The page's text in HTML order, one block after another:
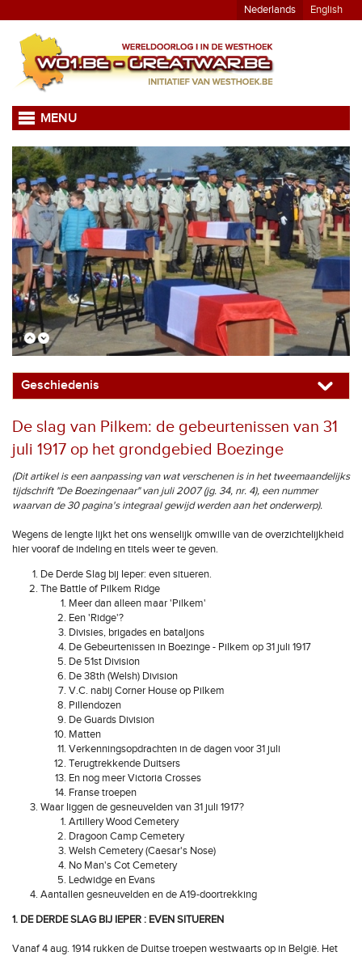
Nederlands English
MENU
Geschiedenis
De slag van Pilkem: de gebeurtenissen van 31
juli 1917 op het grondgebied Boezinge
(Dit artikel is een aanpassing van wat verschenen is in het tweemaandelijks
tijdschrift "De Boezingenaar" van juli 2007 (jg. 34, nr. 4), een nummer
waarvan de 30 pagina's integraal gewijd werden aan het onderwerp).
Wegens de lengte lijkt het ons wenselijk omwille van de overzichtelijkheid
hier vooraf de indeling en titels weer te geven.
De Derde Slag bij Ieper: even situeren.
The Battle of Pilkem Ridge
Meer dan alleen maar 'Pilkem'
Een 'Ridge'?
Divisies, brigades en bataljons
De Gebeurtenissen in Boezinge - Pilkem op 31 juli 1917
De 51st Division
De 38th (Welsh) Division
V.C. nabij Corner House op Pilkem
Pillendozen
De Guards Division
Matten
Verkenningsopdrachten in de dagen voor 31 juli
Terugtrekkende Duitsers
En nog meer Victoria Crosses
Franse troepen
Waar liggen de gesneuvelden van 31 juli 1917?
Artillery Wood Cemetery
Dragoon Camp Cemetery
Welsh Cemetery (Caesar's Nose)
No Man's Cot Cemetery
Ledwidge en Evans
Aantallen gesneuvelden en de A19-doortrekking
1. DE DERDE SLAG BIJ IEPER : EVEN SITUEREN
Vanaf 4 aug. 1914 rukken de Duitse troepen westwaarts op in België. Het